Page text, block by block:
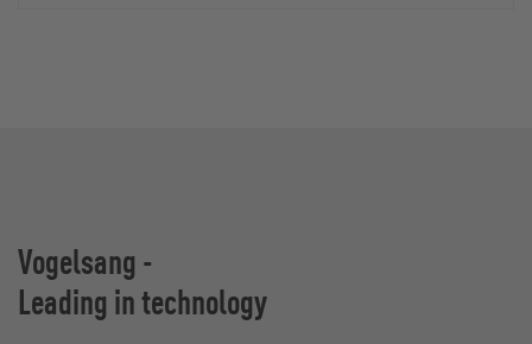
Vogelsang -
Leading in technology